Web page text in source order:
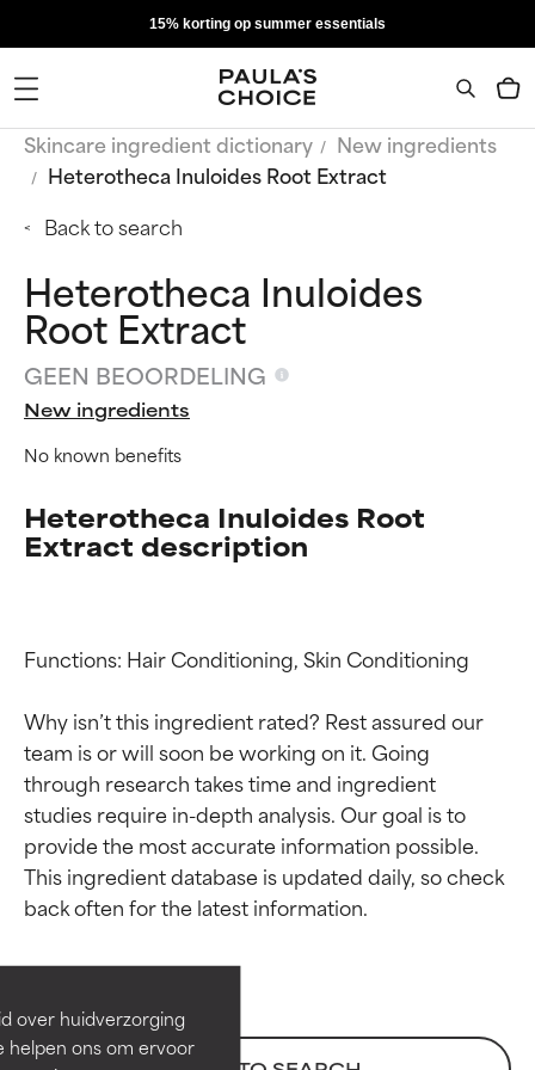
over huidverzorging
helpen ons om ervoor
15% korting op summer essentials
Skincare ingredient dictionary
New ingredients
Heterotheca Inuloides Root Extract
Back to search
Heterotheca Inuloides
Root Extract
GEEN BEOORDELING
New ingredients
No known benefits
Heterotheca Inuloides Root
Extract description
Functions: Hair Conditioning, Skin Conditioning
Why isn’t this ingredient rated? Rest assured our
team is or will soon be working on it. Going
through research takes time and ingredient
studies require in-depth analysis. Our goal is to
provide the most accurate information possible.
This ingredient database is updated daily, so check
Beoordelingen van
ingrediënten
Bewezen en ondersteund door
onafhankelijk onderzoek.
Beoordelingen van
ingrediënten
Bewezen en ondersteund door
onafhankelijk onderzoek.